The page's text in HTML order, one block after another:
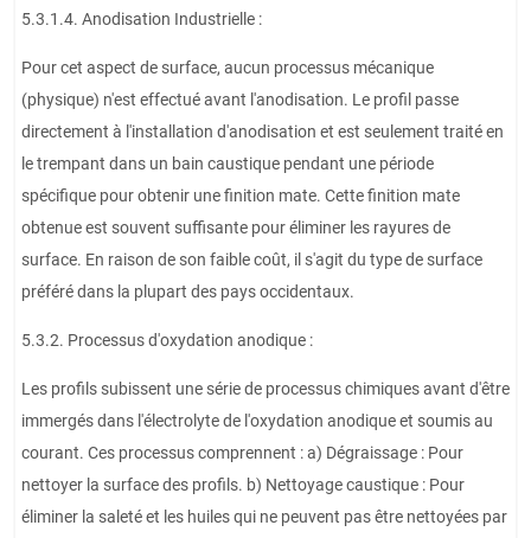
5.3.1.4. Anodisation Industrielle :
Pour cet aspect de surface, aucun processus mécanique
(physique) n'est effectué avant l'anodisation. Le profil passe
directement à l'installation d'anodisation et est seulement traité en
le trempant dans un bain caustique pendant une période
spécifique pour obtenir une finition mate. Cette finition mate
obtenue est souvent suffisante pour éliminer les rayures de
surface. En raison de son faible coût, il s'agit du type de surface
préféré dans la plupart des pays occidentaux.
5.3.2. Processus d'oxydation anodique :
Les profils subissent une série de processus chimiques avant d'être
immergés dans l'électrolyte de l'oxydation anodique et soumis au
courant. Ces processus comprennent : a) Dégraissage : Pour
nettoyer la surface des profils. b) Nettoyage caustique : Pour
éliminer la saleté et les huiles qui ne peuvent pas être nettoyées par